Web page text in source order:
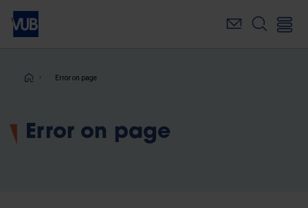
Skip
main
Breadcrumb
Error on page
Error on page